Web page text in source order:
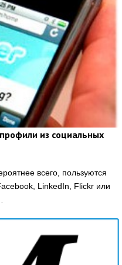
из социальных
всего, пользуются
LinkedIn, Flickr или